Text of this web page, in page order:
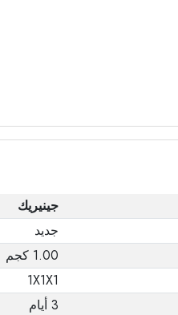
جينيريك
جديد
1.00 كجم
1X1X1
3 أيام